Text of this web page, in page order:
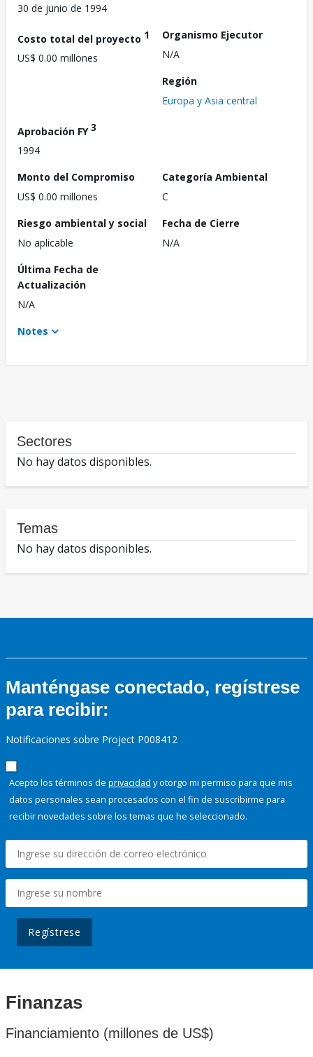
30 de junio de 1994
Costo total del proyecto 1
US$ 0.00 millones
Organismo Ejecutor
N/A
Región
Europa y Asia central
Aprobación FY3
1994
Monto del Compromiso
US$ 0.00 millones
Categoría Ambiental
C
Riesgo ambiental y social
No aplicable
Fecha de Cierre
N/A
Última Fecha de
Actualización
N/A
Notes
Sectores
No hay datos disponibles.
Temas
No hay datos disponibles.
Manténgase conectado, regístrese
para recibir:
Notificaciones sobre Project P008412
Acepto los términos de privacidad y otorgo mi permiso para que mis
datos personales sean procesados con el fin de suscribirme para
recibir novedades sobre los temas que he seleccionado.
Regístrese
Finanzas
Financiamiento (millones de US$)